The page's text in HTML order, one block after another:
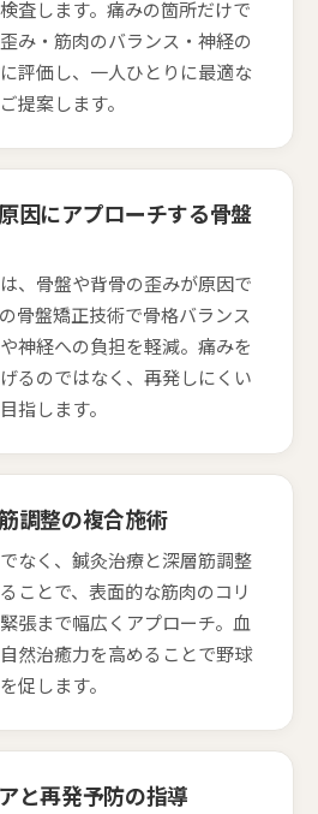
査します。痛みの箇所だけで
み・筋肉のバランス・神経の
評価し、一人ひとりに最適な
提案します。
因にアプローチする骨盤
、骨盤や背骨の歪みが原因で
骨盤矯正技術で骨格バランス
神経への負担を軽減。痛みを
るのではなく、再発しにくい
指します。
調整の複合施術
なく、鍼灸治療と深層筋調整
ことで、表面的な筋肉のコリ
張まで幅広くアプローチ。血
然治癒力を高めることで野球
促します。
と再発予防の指導